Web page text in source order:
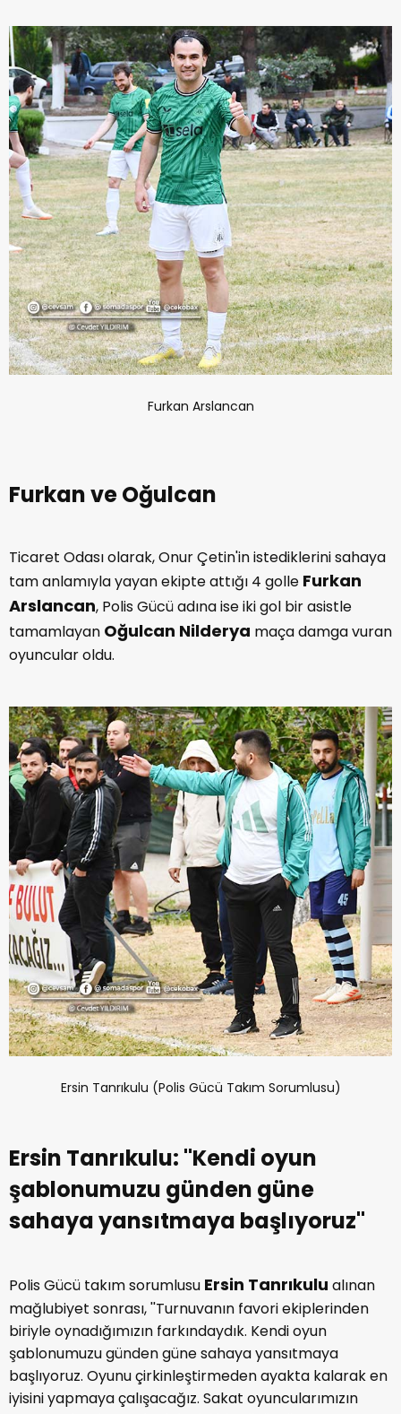
Furkan Arslancan
Furkan ve Oğulcan
Ticaret Odası olarak, Onur Çetin'in istediklerini sahaya
tam anlamıyla yayan ekipte attığı 4 golle Furkan
Arslancan, Polis Gücü adına ise iki gol bir asistle
tamamlayan Oğulcan Nilderya maça damga vuran
oyuncular oldu.
Ersin Tanrıkulu (Polis Gücü Takım Sorumlusu)
Ersin Tanrıkulu: ''Kendi oyun
şablonumuzu günden güne
sahaya yansıtmaya başlıyoruz''
Polis Gücü takım sorumlusu Ersin Tanrıkulu alınan
mağlubiyet sonrası, ''Turnuvanın favori ekiplerinden
biriyle oynadığımızın farkındaydık. Kendi oyun
şablonumuzu günden güne sahaya yansıtmaya
başlıyoruz. Oyunu çirkinleştirmeden ayakta kalarak en
iyisini yapmaya çalışacağız. Sakat oyuncularımızın